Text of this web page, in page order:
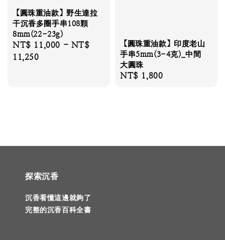
【圓珠重油款】野生達拉
干沉香多圈手串108顆
8mm(22-23g)
Regular
price
NT$ 11,000 - NT$
11,250
【圓珠重油款】印度老山
手串5mm(3-4克)_中間
大圓珠
Regular
NT$ 1,800
探索沉香
沉香看懂這邊就夠了
完整的沉香百科全書